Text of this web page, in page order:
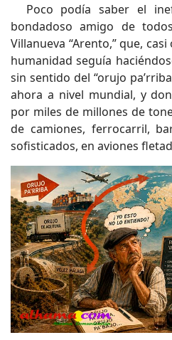
Poco podía saber el
bondadoso amigo de
Villanueva “Arento,” que,
humanidad seguía
sin sentido del “orujo
ahora a nivel mundial, y
por miles de millones de
de camiones, ferrocarril,
sofisticados, en aviones